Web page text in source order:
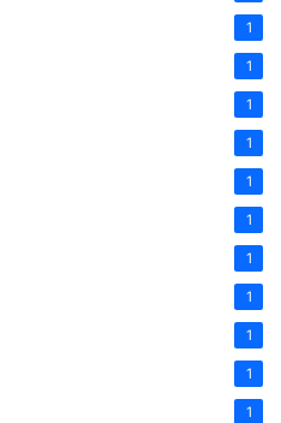
1
1
1
1
1
1
1
1
1
1
1